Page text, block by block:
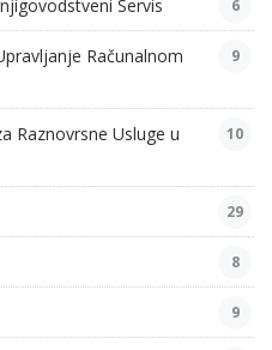
Servis 6
Računalnom
9
Raznovrsne Usluge u
10
29
8
9